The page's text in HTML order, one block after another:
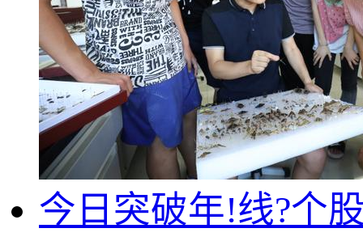
今日突破年!线?个